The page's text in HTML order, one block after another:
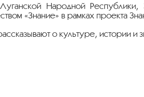
Народной
«Знание» в рамках проекта
о культуре, истории и